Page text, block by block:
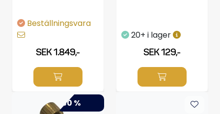
Beställningsvara
SEK 1.849,-
20+ i lager
SEK 129,-
-50 %